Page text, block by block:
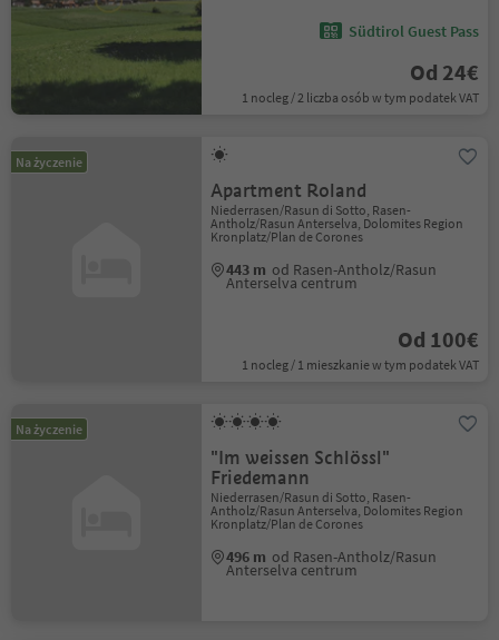
Südtirol Guest Pass
Od 24€
1 nocleg / 2 liczba osób w tym podatek VAT
Na życzenie
Apartment Roland
Niederrasen/Rasun di Sotto, Rasen-
Antholz/Rasun Anterselva, Dolomites Region
Kronplatz/Plan de Corones
443 m od Rasen-Antholz/Rasun
Anterselva centrum
Od 100€
1 nocleg / 1 mieszkanie w tym podatek VAT
Na życzenie
"Im weissen Schlössl"
Friedemann
Niederrasen/Rasun di Sotto, Rasen-
Antholz/Rasun Anterselva, Dolomites Region
Kronplatz/Plan de Corones
496 m od Rasen-Antholz/Rasun
Anterselva centrum